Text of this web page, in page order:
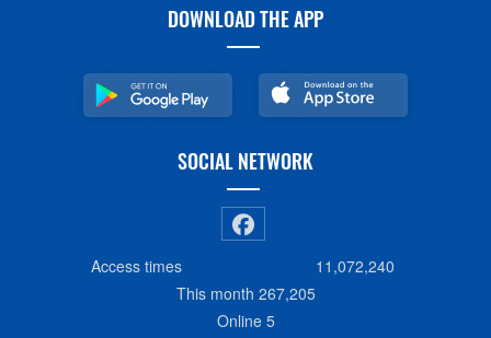
DOWNLOAD THE APP
SOCIAL NETWORK
Access times
11,072,240
This month 267,205
Online 5